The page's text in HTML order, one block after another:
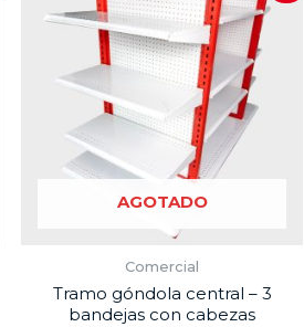
AGOTADO
Comercial
Tramo góndola central – 3
bandejas con cabezas